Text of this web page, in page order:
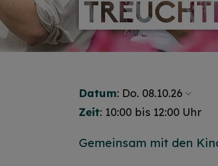
Datum: Do. 08.10.26
Zeit: 10:00 bis 12:00 Uhr
Gemeinsam mit den